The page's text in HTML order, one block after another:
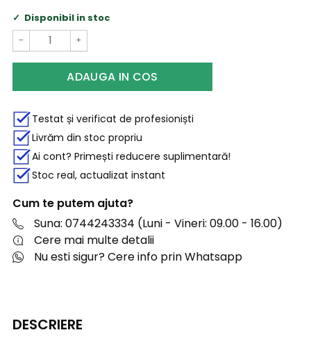
Disponibil in stoc
− +
ADAUGA IN COS
Testat și verificat de profesioniști
Livrăm din stoc propriu
Ai cont? Primești reducere suplimentară!
Stoc real, actualizat instant
Cum te putem ajuta?
Suna: 0744243334 (Luni - Vineri: 09.00 - 16.00)
Cere mai multe detalii
Nu esti sigur? Cere info prin Whatsapp
DESCRIERE